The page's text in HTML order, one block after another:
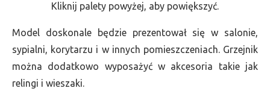
Kliknij palety powyżej, aby powiększyć.
Model doskonale będzie prezentował się w salonie,
sypialni, korytarzu i w innych pomieszczeniach. Grzejnik
można dodatkowo wyposażyć w akcesoria takie jak
relingi i wieszaki.